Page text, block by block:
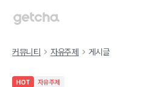
커뮤니티 자유주제 게시글
HOT 자유주제